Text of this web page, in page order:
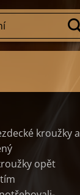
kroužky a
opět